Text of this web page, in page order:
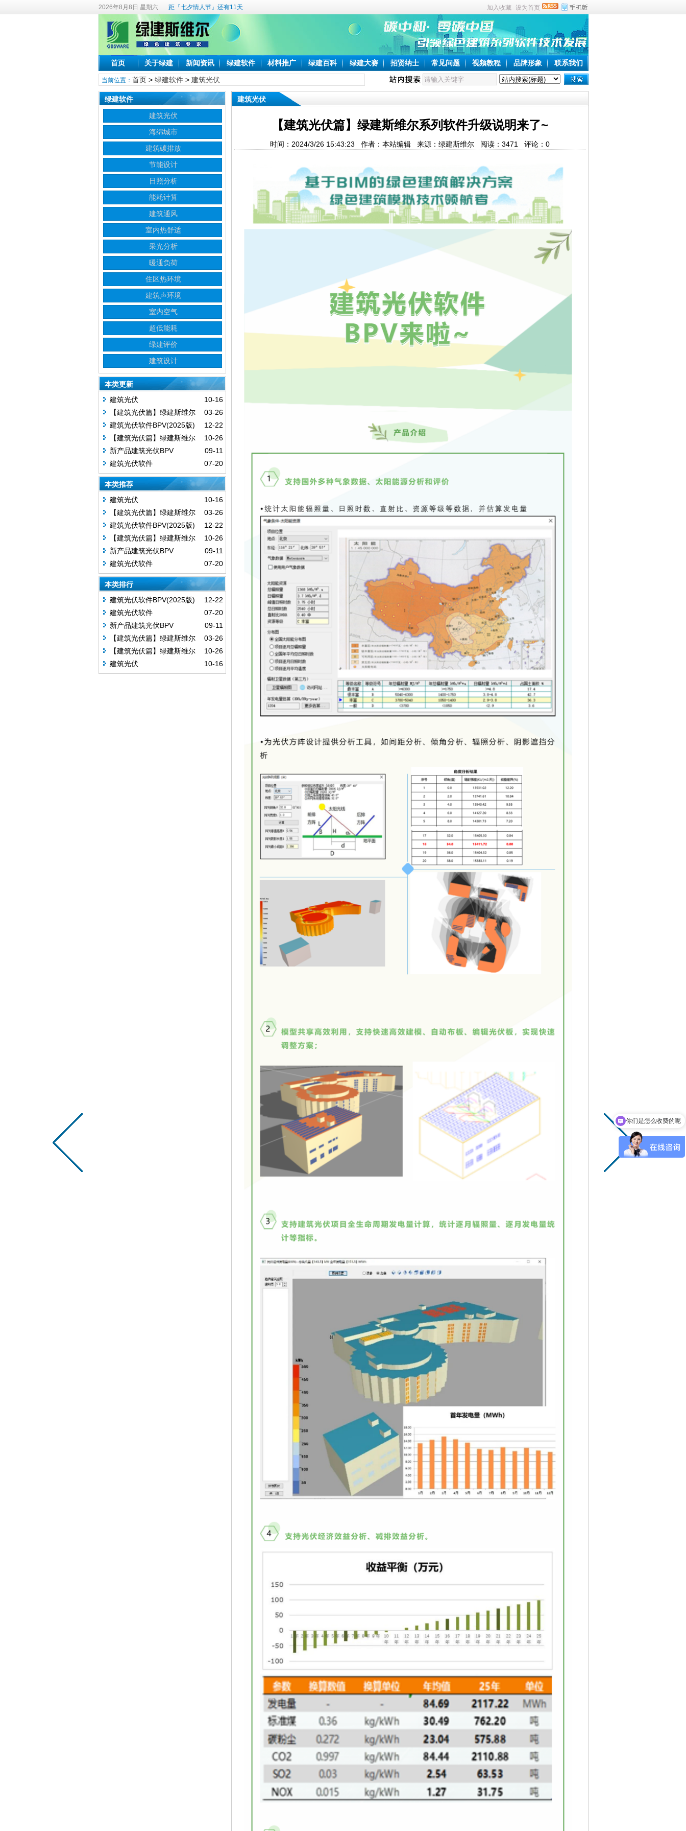
2026年8月8日 星期六 距『七夕情人节』还有11天 加入收藏 设为首页
首页 关于绿建 新闻资讯 绿建软件 材料推广 绿建百科 绿建大赛 招贤纳士 常见问题 视频教程 品牌形象 联系我们
当前位置： 首页> 绿建软件> 建筑光伏
建筑光伏
【建筑光伏篇】绿建斯维尔系列软件升级说明来了~
时间：2024/3/26 15:43:23 作者：本站编辑 来源：绿建斯维尔 阅读： 3471 评论： 0
绿建软件
建筑光伏
海绵城市
建筑碳排放
节能设计
日照分析
能耗计算
建筑通风
室内热舒适
采光分析
暖通负荷
住区热环境
建筑声环境
室内空气
超低能耗
绿建评价
建筑设计
本类更新
10-16
建筑光伏
03-26
【建筑光伏篇】绿建斯维尔
系列软件升级说明来了~
12-22
建筑光伏软件BPV(2025版)
10-26
【建筑光伏篇】绿建斯维尔
系列软件升级说明来了~
09-11
新产品建筑光伏BPV
07-20
建筑光伏软件
本类推荐
10-16
建筑光伏
03-26
【建筑光伏篇】绿建斯维尔
系列软件升级说明来了~
12-22
建筑光伏软件BPV(2025版)
10-26
【建筑光伏篇】绿建斯维尔
系列软件升级说明来了~
09-11
新产品建筑光伏BPV
07-20
建筑光伏软件
本类排行
12-22
建筑光伏软件BPV(2025版)
07-20
建筑光伏软件
09-11
新产品建筑光伏BPV
03-26
【建筑光伏篇】绿建斯维尔
系列软件升级说明来了~
10-26
【建筑光伏篇】绿建斯维尔
系列软件升级说明来了~
10-16
建筑光伏
现在有优惠活动吗